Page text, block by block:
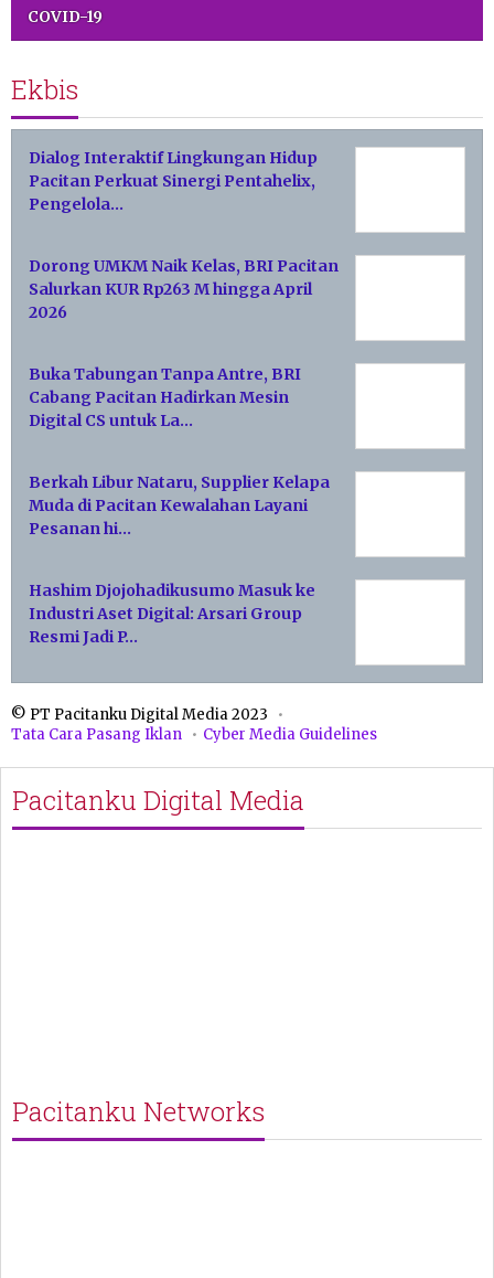
COVID-19
Ekbis
Dialog Interaktif Lingkungan Hidup
Pacitan Perkuat Sinergi Pentahelix,
Pengelola…
Dorong UMKM Naik Kelas, BRI Pacitan
Salurkan KUR Rp263 M hingga April
2026
Buka Tabungan Tanpa Antre, BRI
Cabang Pacitan Hadirkan Mesin
Digital CS untuk La…
Berkah Libur Nataru, Supplier Kelapa
Muda di Pacitan Kewalahan Layani
Pesanan hi…
Hashim Djojohadikusumo Masuk ke
Industri Aset Digital: Arsari Group
Resmi Jadi P…
© PT Pacitanku Digital Media 2023
Tata Cara Pasang Iklan
Cyber Media Guidelines
Pacitanku Digital Media
Pacitanku Networks